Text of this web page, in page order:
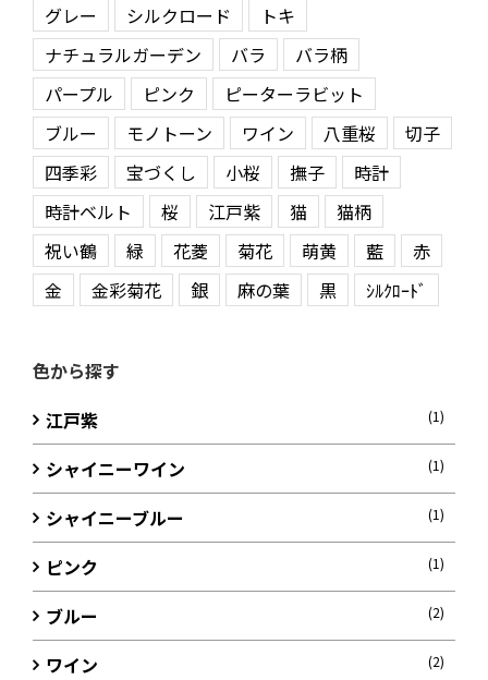
グレー
シルクロード
トキ
ナチュラルガーデン
バラ
バラ柄
パープル
ピンク
ピーターラビット
ブルー
モノトーン ワイン 八重桜
切子
四季彩
宝づくし 小桜 撫子
時計
時計ベルト
桜 江戸紫 猫
猫柄
祝い鶴
緑 花菱 菊花 萌黄 藍
赤
金
金彩菊花 銀 麻の葉 黒 ｼﾙｸﾛｰﾄﾞ
色から探す
江戸紫
(1)
シャイニーワイン (1)
シャイニーブルー (1)
ピンク (1)
ブルー (2)
ワイン (2)